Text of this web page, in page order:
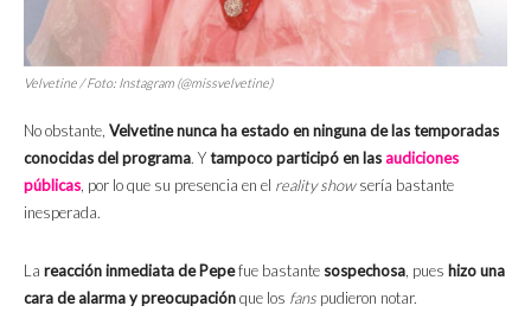
Velvetine / Foto: Instagram (@missvelvetine)
No obstante, Velvetine nunca ha estado en ninguna de las temporadas
conocidas del programa. Ytampoco participó en las audiciones
públicas, por lo que su presencia en el reality showsería bastante
inesperada.
La reacción inmediata de Pepefue bastante sospechosa, pues hizo una
cara de alarma y preocupaciónque los fans pudieron notar.